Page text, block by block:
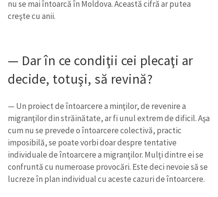
nu se mai întoarcă în Moldova. Această cifră ar putea
creşte cu anii.
— Dar în ce condiţii cei plecaţi ar
decide, totuşi, să revină?
— Un proiect de întoarcere a minţilor, de revenire a
migranţilor din străinătate, ar fi unul extrem de dificil. Aşa
cum nu se prevede o întoarcere colectivă, practic
imposibilă, se poate vorbi doar despre tentative
individuale de întoarcere a migranţilor. Mulţi dintre ei se
confruntă cu numeroase provocări. Este deci nevoie să se
lucreze în plan individual cu aceste cazuri de întoarcere.